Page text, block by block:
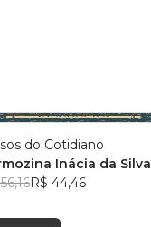
do Cotidiano
Inácia da Silva
R$ 44,46